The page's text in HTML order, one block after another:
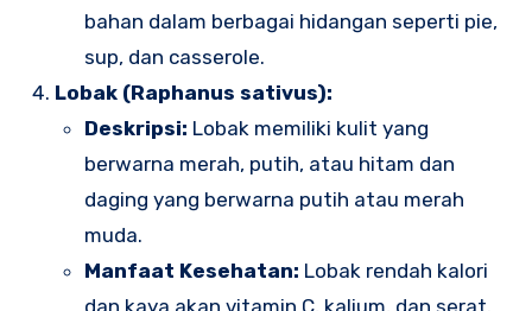
bahan dalam berbagai hidangan seperti pie,
sup, dan casserole.
Lobak (Raphanus sativus):
Deskripsi: Lobak memiliki kulit yang
berwarna merah, putih, atau hitam dan
daging yang berwarna putih atau merah
muda.
Manfaat Kesehatan: Lobak rendah kalori